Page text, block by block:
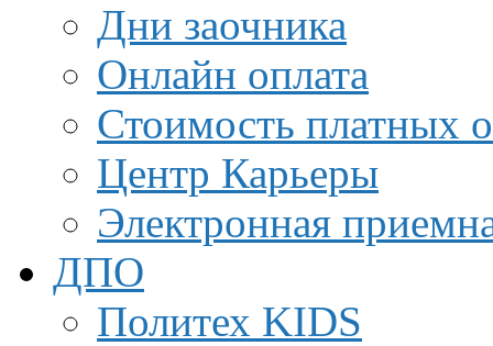
Дни заочника
Онлайн оплата
Стоимость платных
Центр Карьеры
Электронная
ДПО
Политех KIDS